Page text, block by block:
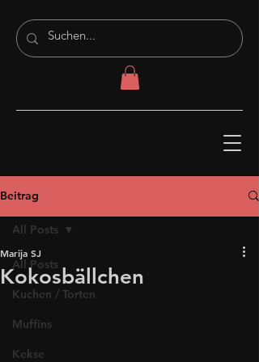
Beitrag
All Posts
Kuchen / Torten
Muffins
Kekse
All Posts
Kokosbällchen
Marija SJ